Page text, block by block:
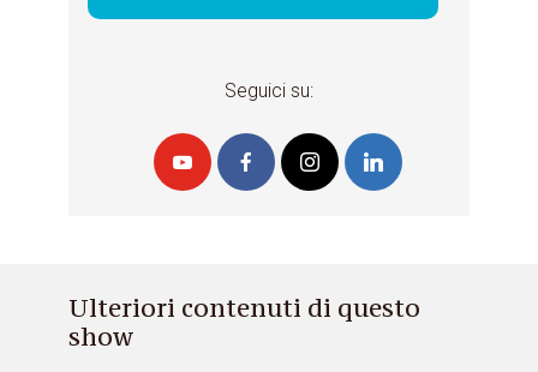
Seguici su:
Ulteriori contenuti di questo
show